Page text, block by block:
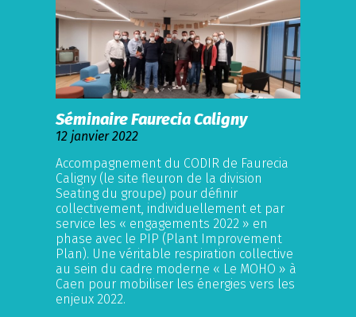
Séminaire Faurecia Caligny
12 janvier 2022
Accompagnement du CODIR de Faurecia
Caligny (le site fleuron de la division
Seating du groupe) pour définir
collectivement, individuellement et par
service les « engagements 2022 » en
phase avec le PIP (Plant Improvement
Plan). Une véritable respiration collective
au sein du cadre moderne « Le MOHO » à
Caen pour mobiliser les énergies vers les
enjeux 2022.